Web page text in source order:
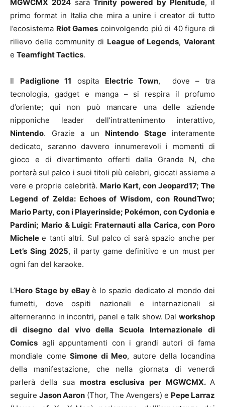
MGWCMX 2024 sarà Trinity powered by Plenitude, il
primo format in Italia che mira a unire i creator di tutto
l’ecosistema Riot Games coinvolgendo piú di 40 figure di
rilievo delle community di League of Legends,Valorant
e Teamfight Tactics.
Il Padiglione 11 ospita Electric Town, dove – tra
tecnologia, gadget e manga – si respira il profumo
d’oriente; qui non può mancare una delle aziende
nipponiche leader dell’intrattenimento interattivo,
Nintendo. Grazie a un Nintendo Stageinteramente
dedicato, saranno davvero innumerevoli i momenti di
gioco e di divertimento offerti dalla Grande N, che
porterà sul palco i suoi titoli più celebri, giocati assieme a
vere e proprie celebrità. Mario Kart, con Jeopard17; The
Legend of Zelda: Echoes of Wisdom, con RoundTwo;
Mario Party, con i Playerinside; Pokémon, con Cydonia e
Pardini; Mario & Luigi: Fraternauti alla Carica, con Poro
Michelee tanti altri. Sul palco ci sarà spazio anche per
Let’s Sing 2025, il party game definitivo e un must per
ogni fan del karaoke.
L’Hero Stage by eBay è lo spazio dedicato al mondo dei
fumetti, dove ospiti nazionali e internazionali si
alterneranno in incontri, panel e talk show. Dal workshop
di disegno dal vivo della Scuola Internazionale di
Comics agli appuntamenti con i grandi autori di fama
mondiale comeSimone di Meo, autore della locandina
della manifestazione, che nella giornata di venerdì
parlerà della sua mostra esclusiva per MGWCMX.A
seguire Jason Aaron (Thor, The Avengers) e Pepe Larraz